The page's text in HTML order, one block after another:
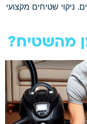
ניקוי שטיחים מקצועי
מהשטיח?